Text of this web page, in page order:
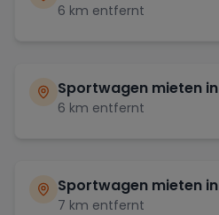
6 km entfernt
Sportwagen mieten in
6 km entfernt
Sportwagen mieten in
7 km entfernt